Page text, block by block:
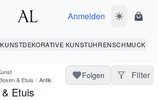
Anmelden
DEKORATIVE KUNSTUHRENSCHMUCK
& Etuis / Antik
Etuis
Folgen Filter